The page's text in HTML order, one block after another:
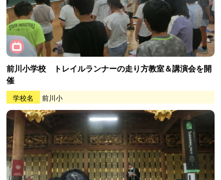
前川小学校 トレイルランナーの走り方教室＆講演会を開
催
学校名 前川小